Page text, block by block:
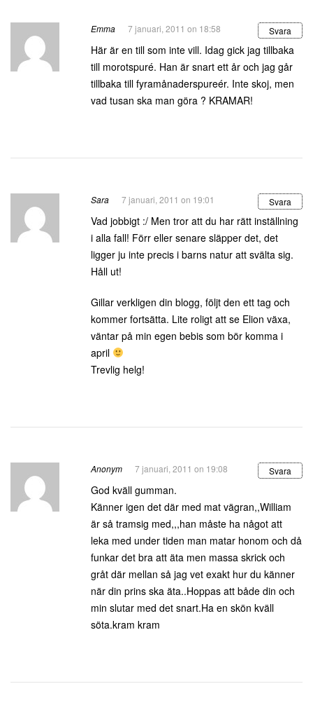
Emma 7 januari, 2011 on 18:58 Svara
Här är en till som inte vill. Idag gick jag tillbaka
till morotspuré. Han är snart ett år och jag går
tillbaka till fyramånaderspureér. Inte skoj, men
vad tusan ska man göra ? KRAMAR!
Sara 7 januari, 2011 on 19:01 Svara
Vad jobbigt :/ Men tror att du har rätt inställning
i alla fall! Förr eller senare släpper det, det
ligger ju inte precis i barns natur att svälta sig.
Håll ut!
Gillar verkligen din blogg, följt den ett tag och
kommer fortsätta. Lite roligt att se Elion växa,
väntar på min egen bebis som bör komma i
april
Trevlig helg!
Anonym 7 januari, 2011 on 19:08 Svara
God kväll gumman.
Känner igen det där med mat vägran,,William
är så tramsig med,,,han måste ha något att
leka med under tiden man matar honom och då
funkar det bra att äta men massa skrick och
gråt där mellan så jag vet exakt hur du känner
när din prins ska äta..Hoppas att både din och
min slutar med det snart.Ha en skön kväll
söta.kram kram